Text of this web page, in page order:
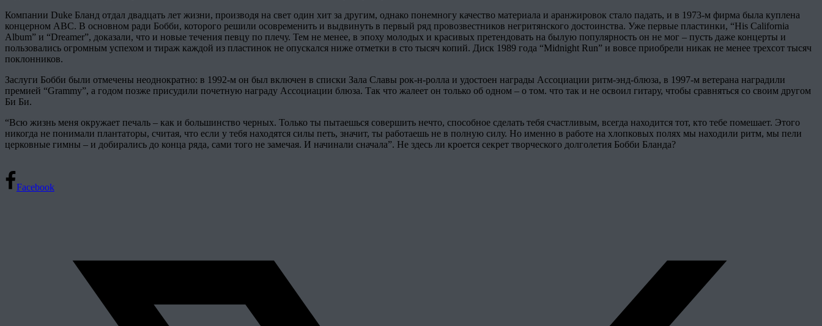
Компании Duke Бланд отдал двадцать лет жизни, производя на свет один хит за другим, однако понемногу качество материала и аранжировок стало падать, и в 1973-м фирма была куплена
концерном АВС. В основном ради Бобби, которого решили осовременить и выдвинуть в первый ряд провозвестников негритянского достоинства. Уже первые пластинки, “His California
Album” и “Dreamer”, доказали, что и новые течения певцу по плечу. Тем не менее, в эпоху молодых и красивых претендовать на былую популярность он не мог – пусть даже концерты и
пользовались огромным успехом и тираж каждой из пластинок не опускался ниже отметки в сто тысяч копий. Диск 1989 года “Midnight Run” и вовсе приобрели никак не менее трехсот тысяч
поклонников.
Заслуги Бобби были отмечены неоднократно: в 1992-м он был включен в списки Зала Славы рок-н-ролла и удостоен награды Ассоциации ритм-энд-блюза, в 1997-м ветерана наградили
премией “Grammy”, а годом позже присудили почетную награду Ассоциации блюза. Так что жалеет он только об одном – о том. что так и не освоил гитару, чтобы сравняться со своим другом
Би Би.
“Всю жизнь меня окружает печаль – как и большинство черных. Только ты пытаешься совершить нечто, способное сделать тебя счастливым, всегда находится тот, кто тебе помешает. Этого
никогда не понимали плантаторы, считая, что если у тебя находятся силы петь, значит, ты работаешь не в полную силу. Но именно в работе на хлопковых полях мы находили ритм, мы пели
церковные гимны – и добирались до конца ряда, сами того не замечая. И начинали сначала”. Не здесь ли кроется секрет творческого долголетия Бобби Бланда?
Facebook